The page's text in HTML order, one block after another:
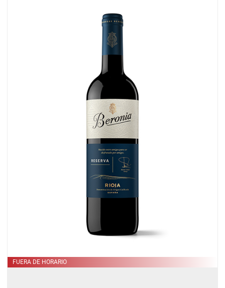
III
A.C.
FUERA DE HORARIO